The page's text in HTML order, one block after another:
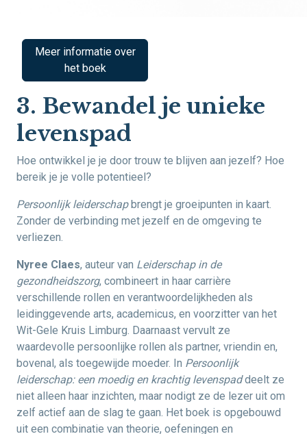
Meer informatie over
het boek
3. Bewandel je unieke
levenspad
Hoe ontwikkel je je door trouw te blijven aan jezelf? Hoe
bereik je je volle potentieel?
Persoonlijk leiderschap brengt je groeipunten in kaart.
Zonder de verbinding met jezelf en de omgeving te
verliezen.
Nyree Claes, auteur van Leiderschap in de
gezondheidszorg, combineert in haar carrière
verschillende rollen en verantwoordelijkheden als
leidinggevende arts, academicus, en voorzitter van het
Wit-Gele Kruis Limburg. Daarnaast vervult ze
waardevolle persoonlijke rollen als partner, vriendin en,
bovenal, als toegewijde moeder. In Persoonlijk
leiderschap: een moedig en krachtig levenspaddeelt ze
niet alleen haar inzichten, maar nodigt ze de lezer uit om
zelf actief aan de slag te gaan. Het boek is opgebouwd
uit een combinatie van theorie, oefeningen en